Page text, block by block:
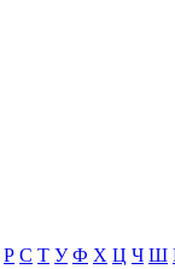
Р С Т У Ф Х Ц Ч Ш